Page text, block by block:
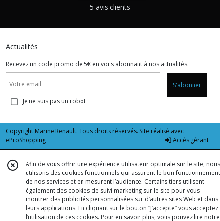
5 avis clients
Actualités
Recevez un code promo de 5€ en vous abonnant à nos actualités.
S'abonner
Je ne suis pas un robot
Copyright Marine Renault. Tous droits réservés. Site réalisé avec
eProShopping
Accès gérant
Afin de vous offrir une expérience utilisateur optimale sur le site, nous
utilisons des cookies fonctionnels qui assurent le bon fonctionnement
de nos services et en mesurent l’audience. Certains tiers utilisent
également des cookies de suivi marketing sur le site pour vous
montrer des publicités personnalisées sur d’autres sites Web et dans
leurs applications. En cliquant sur le bouton “J’accepte” vous acceptez
l’utilisation de ces cookies. Pour en savoir plus, vous pouvez lire notre